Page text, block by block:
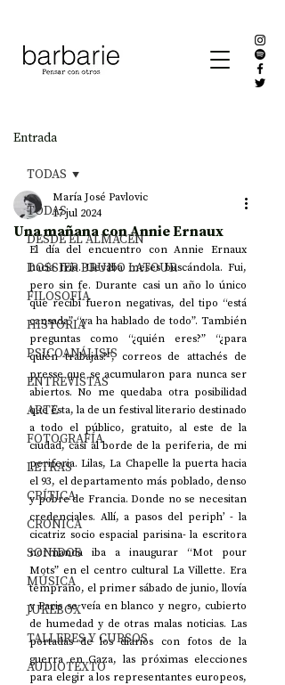
Entrada
TODAS
DESDE EL ALMACÉN
DOSSIER BRUNO LATOUR
FILOSOFÍA
HISTORIA
PSICOANÁLISIS
ENTREVISTAS
ARTE
FOTOGRAFÍA
LETRAS
CRÍTICA
CRÓNICA
SONIDOS
MÚSICA
JUKEBOX
TALLERES Y CURSOS
AUDIOTEXTO
TODAS
Una mañana con Annie Ernaux
María José Pavlovic
17 jul 2024
El día del encuentro con Annie Ernaux
hacía frío. Llevaba meses buscándola. Fui,
pero sin fe. Durante casi un año lo único
que recibí fueron negativas, del tipo “está
cansada” “ya ha hablado de todo”. También
preguntas como “¿quién eres?” “¿para
quién trabajas?”, correos de attachés de
presse que se acumularon para nunca ser
abiertos. No me quedaba otra posibilidad
que ésta, la de un festival literario destinado
a todo el público, gratuito, al este de la
ciudad, casi al borde de la periferia, de mi
periferia. Lilas, La Chapelle la puerta hacia
el 93, el departamento más poblado, denso
y pobre de Francia. Donde no se necesitan
credenciales. Allí, a pasos del periph’ - la
cicatriz socio espacial parisina- la escritora
normanda iba a inaugurar “Mot pour
Mots” en el centro cultural La Villette. Era
temprano, el primer sábado de junio, llovía
y Paris se veía en blanco y negro, cubierto
de humedad y de otras malas noticias. Las
portadas de los diarios con fotos de la
guerra en Gaza, las próximas elecciones
para elegir a los representantes europeos,